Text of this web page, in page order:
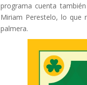
programa cuenta
Miriam Perestelo, lo que
palmera.